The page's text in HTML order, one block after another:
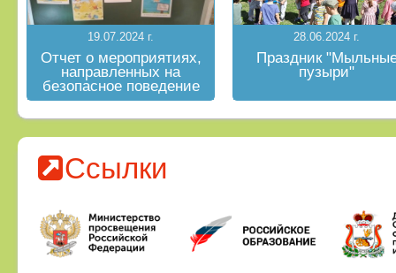
19.07.2024 г.
Отчет о мероприятиях,
направленных на
безопасное поведение
на водных объектах в
летний период
28.06.2024 г.
Праздник
пузыри"
Ссылки